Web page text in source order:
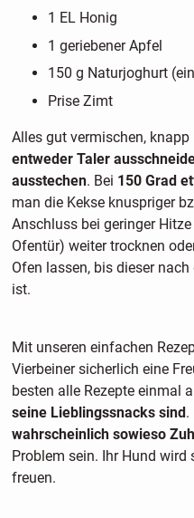
1 EL Honig
1 geriebener Apfel
150 g Naturjoghurt
Prise Zimt
Alles gut vermischen, knapp
entweder Taler
ausstechen. Bei 150 Grad
man die Kekse knuspriger
Anschluss bei geringer
Ofentür) weiter trocknen
Ofen lassen, bis dieser
ist.
Mit unseren einfachen
Vierbeiner sicherlich eine
besten alle Rezepte einmal
seine Lieblingssnacks sind.
wahrscheinlich sowieso
Problem sein. Ihr Hund wird
freuen.